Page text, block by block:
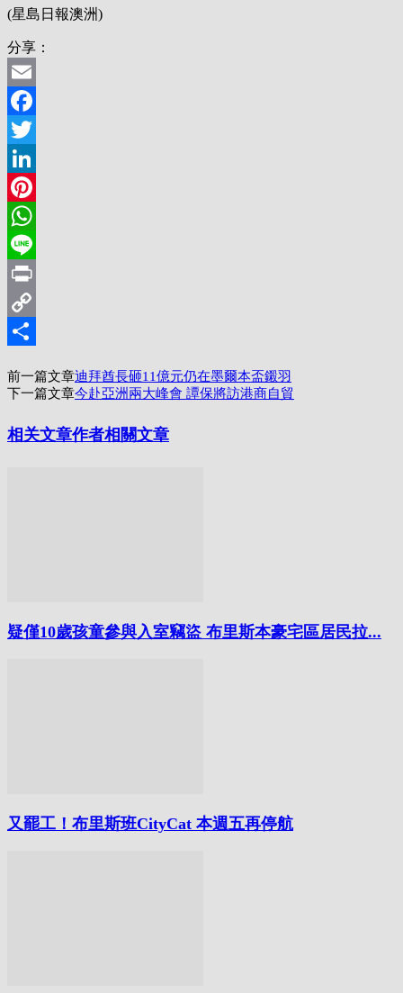
(星島日報澳洲)
分享：
Email
Facebook
Twitter
LinkedIn
Pinterest
WhatsApp
Line
Print
Copy
享
前一篇文章迪拜酋長砸11億元仍在墨爾本盃鎩羽
下一篇文章今赴亞洲兩大峰會 譚保將訪港商自貿
相关文章作者相關文章
疑僅10歲孩童參與入室竊盜 布里斯本豪宅區居民拉...
又罷工！布里斯班CityCat 本週五再停航